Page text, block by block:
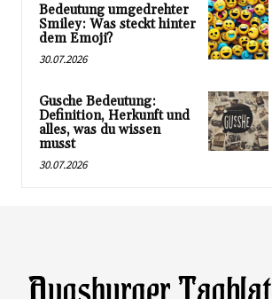
Bedeutung umgedrehter
Smiley: Was steckt hinter
dem Emoji?
30.07.2026
Gusche Bedeutung:
Definition, Herkunft und
alles, was du wissen
musst
30.07.2026